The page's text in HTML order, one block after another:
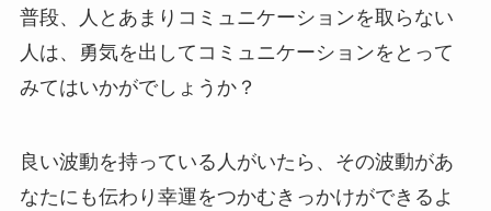
普段、人とあまりコミュニケーションを取らない
人は、勇気を出してコミュニケーションをとって
みてはいかがでしょうか？
良い波動を持っている人がいたら、その波動があ
なたにも伝わり幸運をつかむきっかけができるよ